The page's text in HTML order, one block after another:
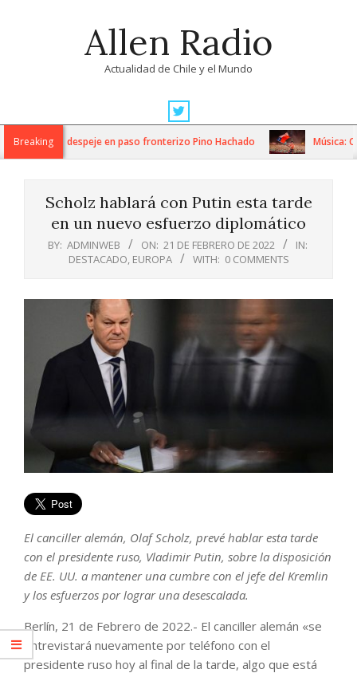
Allen Radio
Actualidad de Chile y el Mundo
Navigation
MenuBreakingde despeje en paso fronterizo Pino Hachado Música:
Scholz hablará con Putin esta tarde
en un nuevo esfuerzo diplomático
BY: ADMINWEB ON: 21 DE FEBRERO DE 2022
IN:
DESTACADO, EUROPA WITH: 0 COMMENTS
El canciller alemán, Olaf Scholz, prevé hablar esta tarde
con el presidente ruso, Vladimir Putin, sobre la disposición
de EE. UU. a mantener una cumbre con el jefe del Kremlin
y los esfuerzos por lograr una desescalada.
Berlín, 21 de Febrero de 2022.- El canciller alemán «se
entrevistará nuevamente por teléfono con el
presidente ruso hoy al final de la tarde, algo que está